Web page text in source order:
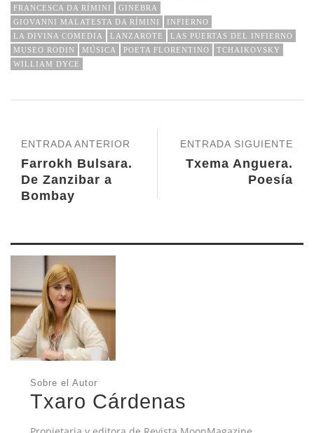
FRANCESCA DA RÍMINI
GINEBRA
GIOVANNI MALATESTA DA RÍMINI
INFIERNO
LA DIVINA COMEDIA
LANZAROTE
LAS PUERTAS DEL INFIERNO
MUSEO RODIN
MÚSICA POETA FLORENTINO
TCHAIKOVSKY
WILLIAM DYCE
ENTRADA SIGUIENTE
Txema Anguera.
Poesía
ENTRADA ANTERIOR
Farrokh Bulsara.
De Zanzibar a
Bombay
Sobre el Autor
Txaro Cárdenas